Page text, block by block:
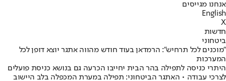
אנחנו מגייסים
English
X
חדשות
ביטחוני
"מוכנים לכל תרחיש": הרמדאן בעוד חודש מהווה אתגר יוצא דופן לכל
המערכות
היתרי כניסה לתפילה בהר הבית יחייבו הכרעה גם בנושא כניסת פועלים
לצרכי עבודה • האתגר הביטחוני: תפילה במערת המכפלה בלב היישוב